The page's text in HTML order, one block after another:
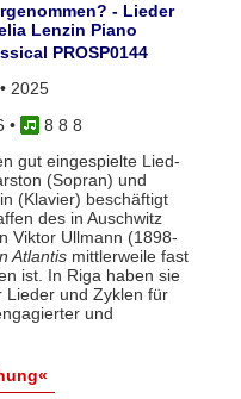
- Lieder
Lenzin Piano
PROSP0144
2025
•
8 8 8
gut eingespielte Lied-
(Sopran) und
(Klavier) beschäftigt
des in Auschwitz
Viktor Ullmann (1898-
Atlantismittlerweile fast
ist. In Riga haben sie
Lieder und Zyklen für
und